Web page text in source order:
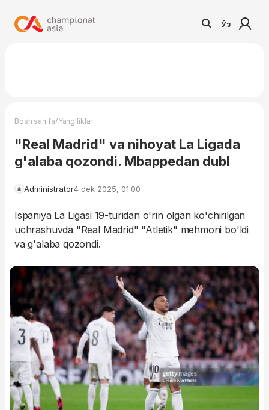
Ўз
Bosh sahifa/Yangiliklar
"Real Madrid" va nihoyat La Ligada
g'alaba qozondi. Mbappedan dubl
Administrator4 dek 2025, 01:00
Ispaniya La Ligasi 19-turidan o'rin olgan ko'chirilgan
uchrashuvda "Real Madrid" "Atletik" mehmoni bo'ldi
va g'alaba qozondi.